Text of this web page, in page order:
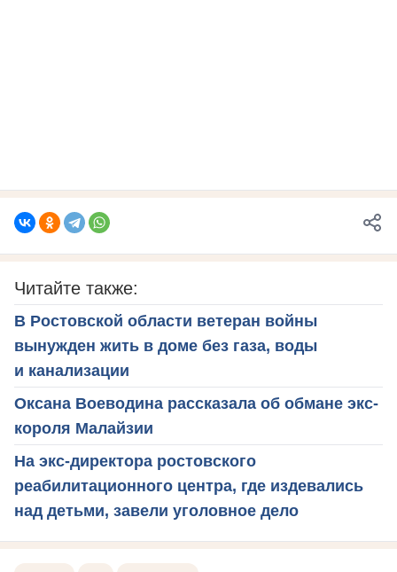
Читайте также:
В Ростовской области ветеран войны
вынужден жить в доме без газа, воды
и канализации
Оксана Воеводина рассказала об обмане экс-
короля Малайзии
На экс-директора ростовского
реабилитационного центра, где издевались
над детьми, завели уголовное дело